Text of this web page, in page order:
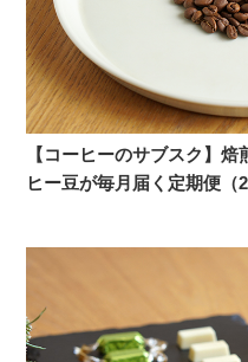
【コーヒーのサブスク】
ヒー豆が毎月届く定期便（